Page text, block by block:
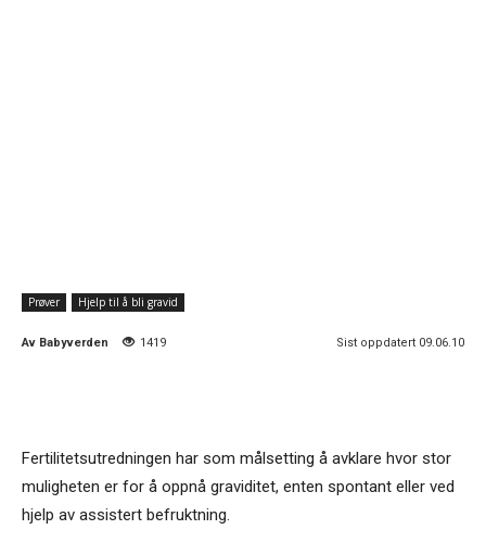
Prøver Hjelp til å bli gravid
Av Babyverden 1419 Sist oppdatert 09.06.10
Fertilitetsutredningen har som målsetting å avklare hvor stor
muligheten er for å oppnå graviditet, enten spontant eller ved
hjelp av assistert befruktning.